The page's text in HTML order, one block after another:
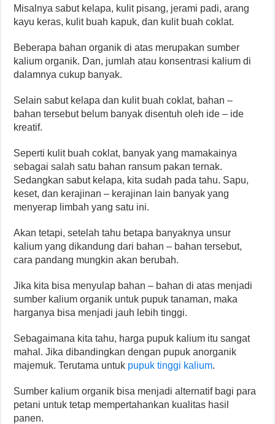
Misalnya sabut kelapa, kulit pisang, jerami padi, arang
kayu keras, kulit buah kapuk, dan kulit buah coklat.
Beberapa bahan organik di atas merupakan sumber
kalium organik. Dan, jumlah atau konsentrasi kalium di
dalamnya cukup banyak.
Selain sabut kelapa dan kulit buah coklat, bahan –
bahan tersebut belum banyak disentuh oleh ide – ide
kreatif.
Seperti kulit buah coklat, banyak yang mamakainya
sebagai salah satu bahan ransum pakan ternak.
Sedangkan sabut kelapa, kita sudah pada tahu. Sapu,
keset, dan kerajinan – kerajinan lain banyak yang
menyerap limbah yang satu ini.
Akan tetapi, setelah tahu betapa banyaknya unsur
kalium yang dikandung dari bahan – bahan tersebut,
cara pandang mungkin akan berubah.
Jika kita bisa menyulap bahan – bahan di atas menjadi
sumber kalium organik untuk pupuk tanaman, maka
harganya bisa menjadi jauh lebih tinggi.
Sebagaimana kita tahu, harga pupuk kalium itu sangat
mahal. Jika dibandingkan dengan pupuk anorganik
majemuk. Terutama untuk pupuk tinggi kalium.
Sumber kalium organik bisa menjadi alternatif bagi para
petani untuk tetap mempertahankan kualitas hasil
panen.